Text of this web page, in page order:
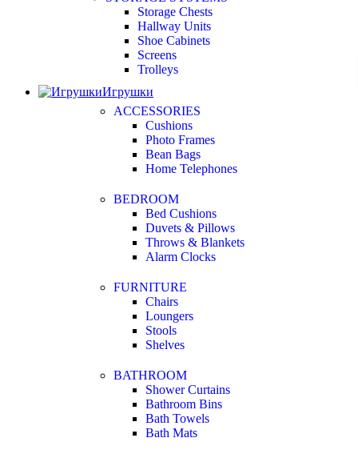
Storage Chests
Hallway Units
Shoe Cabinets
Screens
Trolleys
Игрушки
ACCESSORIES
Cushions
Photo Frames
Bean Bags
Home Telephones
BEDROOM
Bed Cushions
Duvets & Pillows
Throws & Blankets
Alarm Clocks
FURNITURE
Chairs
Loungers
Stools
Shelves
BATHROOM
Shower Curtains
Bathroom Bins
Bath Towels
Bath Mats